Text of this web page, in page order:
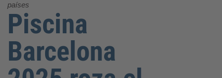
países
Piscina
Barcelona